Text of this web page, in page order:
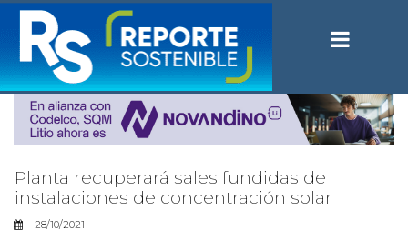
Planta recuperará sales fundidas de
instalaciones de concentración solar
28/10/2021